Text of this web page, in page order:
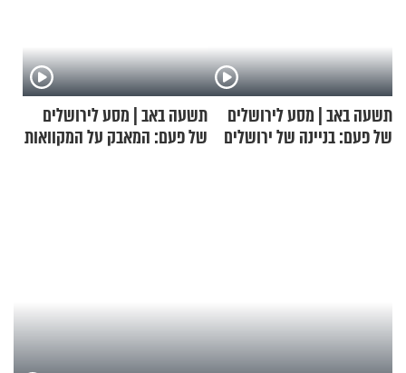
תשעה באב | מסע לירושלים
של פעם: בניינה של ירושלים
תשעה באב | מסע לירושלים
של פעם: המאבק על המקוואות